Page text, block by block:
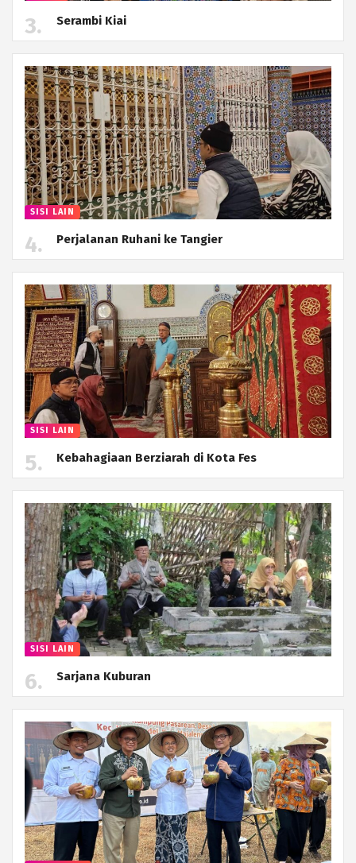
Serambi Kiai
SISI LAIN
Perjalanan Ruhani ke Tangier
SISI LAIN
Kebahagiaan Berziarah di Kota Fes
SISI LAIN
Sarjana Kuburan